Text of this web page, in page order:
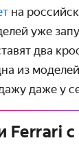
на
уже
два
из
даже у
Ferrari с